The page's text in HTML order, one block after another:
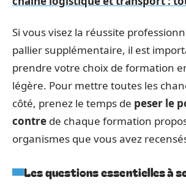
Si vous visez la réussite
pallier supplémentaire, il est
prendre votre choix de formation
légère. Pour mettre toutes les
côté, prenez le temps de peser le
contre de chaque formation
organismes que vous avez
Les questions essentielles à